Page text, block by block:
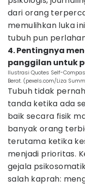
dari orang
memulihkan luka
tubuh pun
4. Pentingnya
panggilan untuk
Ilustrasi Quotes Self-
Berat. (pexels.com/Liza
Tubuh tidak
tanda ketika ada
baik secara fisik
banyak orang
terutama ketika
menjadi prioritas.
gejala
salah kaprah: